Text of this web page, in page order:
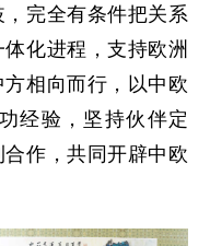
完全有条件把关系
化进程，支持欧洲
相向而行，以中欧
经验，坚持伙伴定
作，共同开辟中欧